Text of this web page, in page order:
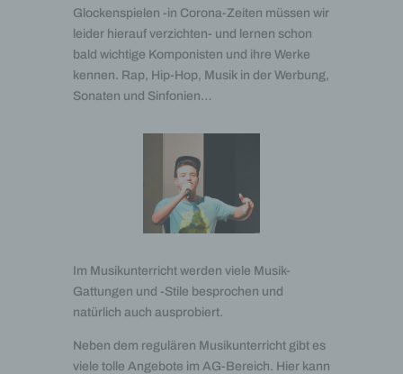
Glockenspielen -in Corona-Zeiten müssen wir
leider hierauf verzichten- und lernen schon
bald wichtige Komponisten und ihre Werke
kennen. Rap, Hip-Hop, Musik in der Werbung,
Sonaten und Sinfonien…
Im Musikunterricht werden viele Musik-
Gattungen und -Stile besprochen und
natürlich auch ausprobiert.
Neben dem regulären Musikunterricht gibt es
viele tolle Angebote im AG-Bereich. Hier kann